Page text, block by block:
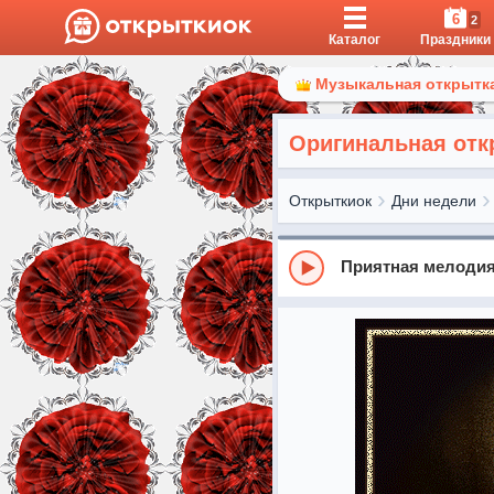
Каталог
6 2
Праздники
Музыкальная
Оригинальная
Открыткиок Дни недели
Приятная